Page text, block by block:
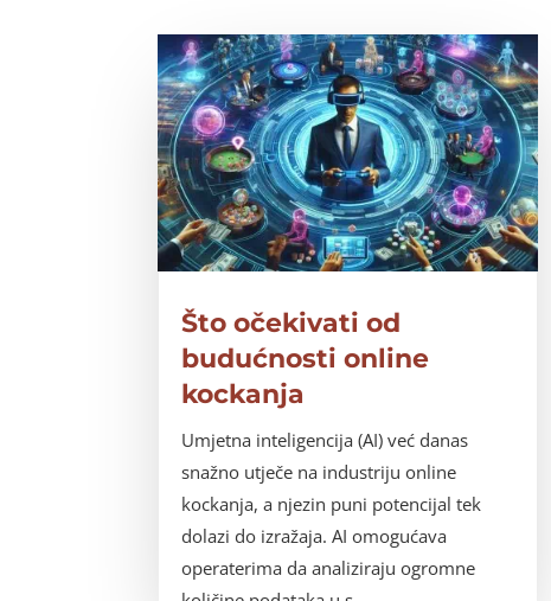
Što očekivati od
budućnosti online
kockanja
Umjetna inteligencija (AI) već danas
snažno utječe na industriju online
kockanja, a njezin puni potencijal tek
dolazi do izražaja. AI omogućava
operaterima da analiziraju ogromne